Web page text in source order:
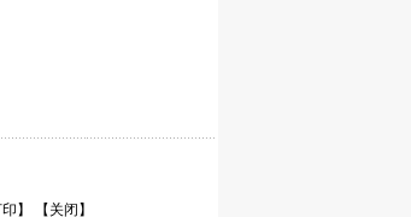
】 【关闭】